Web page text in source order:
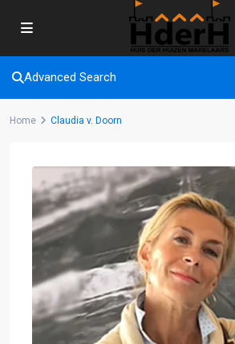
Advanced Search
Home Claudia v. Doorn